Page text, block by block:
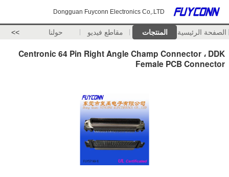
Dongguan Fuyconn Electronics Co,.LTD
الصفحة الرئيسية المنتجات مقاطع فيديو حولنا >>
Centronic 64 Pin Right Angle Champ Connector ، DDK
Female PCB Connector